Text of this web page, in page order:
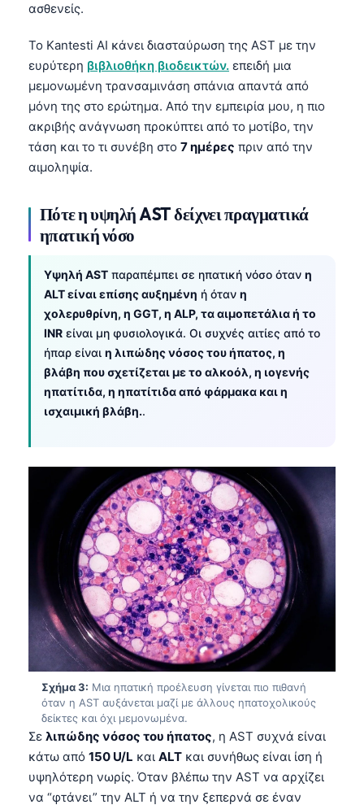
ασθενείς.
Το Kantesti AI κάνει διασταύρωση της AST με την
ευρύτερη βιβλιοθήκη βιοδεικτών. επειδή μια
μεμονωμένη τρανσαμινάση σπάνια απαντά από
μόνη της στο ερώτημα. Από την εμπειρία μου, η πιο
ακριβής ανάγνωση προκύπτει από το μοτίβο, την
τάση και το τι συνέβη στο 7 ημέρες πριν από την
αιμοληψία.
Πότε η υψηλή AST δείχνει πραγματικά
ηπατική νόσο
Υψηλή AST παραπέμπει σε ηπατική νόσο όταν η
ALT είναι επίσης αυξημένη ή όταν η
χολερυθρίνη, η GGT, η ALP, τα αιμοπετάλια ή το
INR είναι μη φυσιολογικά. Οι συχνές αιτίες από το
ήπαρ είναι η λιπώδης νόσος του ήπατος, η
βλάβη που σχετίζεται με το αλκοόλ, η ιογενής
ηπατίτιδα, η ηπατίτιδα από φάρμακα και η
ισχαιμική βλάβη..
Σχήμα 3: Μια ηπατική προέλευση γίνεται πιο πιθανή
όταν η AST αυξάνεται μαζί με άλλους ηπατοχολικούς
δείκτες και όχι μεμονωμένα.
Σε λιπώδης νόσος του ήπατος, η AST συχνά είναι
κάτω από 150 U/L και ALT και συνήθως είναι ίση ή
υψηλότερη νωρίς. Όταν βλέπω την AST να αρχίζει
να “φτάνει” την ALT ή να την ξεπερνά σε έναν